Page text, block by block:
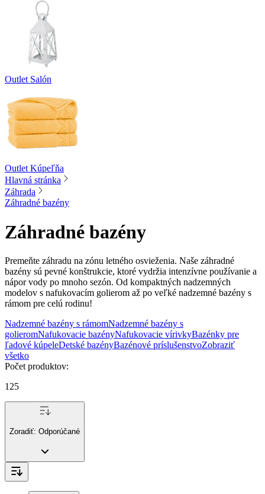
Outlet Salón
Outlet Kúpeľňa
Hlavná stránka
Záhrada
Záhradné bazény
Záhradné bazény
Premeňte záhradu na zónu letného osvieženia. Naše záhradné
bazény sú pevné konštrukcie, ktoré vydržia intenzívne používanie a
nápor vody po mnoho sezón. Od kompaktných nadzemných
modelov s nafukovacím golierom až po veľké nadzemné bazény s
rámom pre celú rodinu!
Nadzemné bazény s rámomNadzemné bazény s
golieromNafukovacie bazényNafukovacie vírivkyBazénky pre
ľadové kúpeleDetské bazényBazénové príslušenstvoZobraziť
všetko
Počet produktov:
125
Zoradiť: Odporúčané